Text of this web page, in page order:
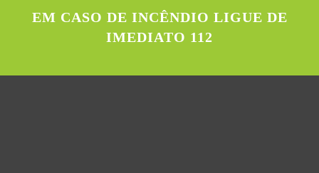
EM CASO DE INCÊNDIO LIGUE DE
IMEDIATO 112